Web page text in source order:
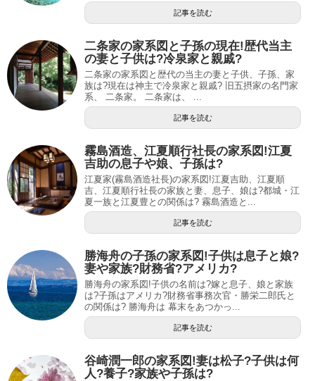
記事を読む
二条家の家系図と子孫の現在!歴代当主
の妻と子供は?冷泉家と親戚?
二条家の家系図と歴代の当主の妻と子供、子孫、家
族は?現在は神主で冷泉家と親戚? 旧五摂家の名門家
系、 二条家。 二条家は、 ...
記事を読む
霧島酒造、江夏順行社長の家系図!江夏
吉助の息子や娘、子孫は?
江夏家(霧島酒造社長)の家系図!江夏吉助、江夏順
吉、江夏順行社長の家族と妻、息子、娘は?都城・江
夏一族と江夏豊との関係は? 霧島酒造と...
記事を読む
勝海舟の子孫の家系図!子供は息子と娘?
妻や家族?財務省?アメリカ?
勝海舟の家系図!子供の名前は?嫁と息子、娘と家族
は?子孫はアメリカ?財務省事務次官・勝栄二郎氏と
の関係は? 勝海舟は 幕末をあつかっ...
記事を読む
谷崎潤一郎の家系図!妻は松子?子供は何
人?養子?家族や子孫は?